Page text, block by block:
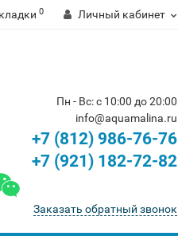
0 Личный кабинет
Пн - Вс: с 10:00 до 20:00
info@aquamalina.ru
+7 (812) 986-76-76
+7 (921) 182-72-82
Заказать обратный звонок